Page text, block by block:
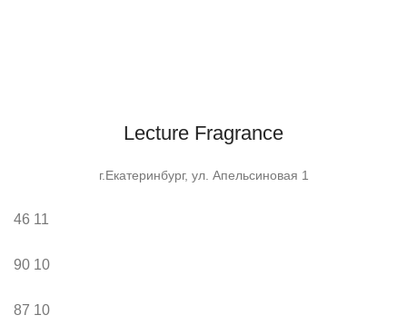
Lecture Fragrance
г.Екатеринбург, ул. Апельсиновая 1
46 11
90 10
87 10